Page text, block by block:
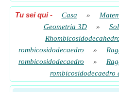
Tu sei qui- Casa »
Geometria 3D
»
rombicosidodecaedro
»
rombicosidodecaedro
»
rombicosidodecaedro